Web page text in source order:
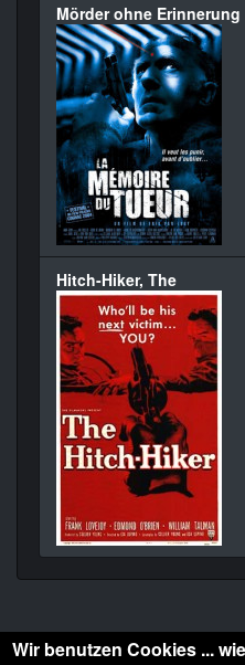
Mörder ohne Erinnerung
Hitch-Hiker, The
Wir benutzen Cookies ...